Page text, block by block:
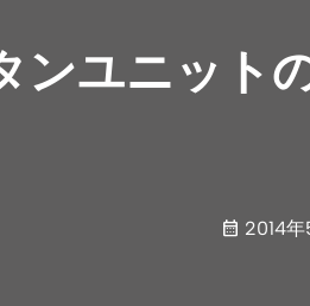
ンユニット
2014